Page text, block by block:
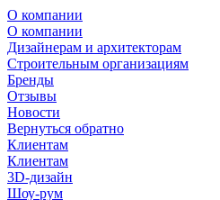
О компании
О компании
Дизайнерам и архитекторам
Строительным организациям
Бренды
Отзывы
Новости
Вернуться обратно
Клиентам
Клиентам
3D-дизайн
Шоу-рум